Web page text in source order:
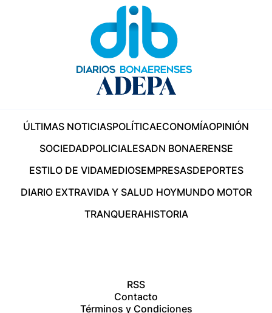
ÚLTIMAS NOTICIASPOLÍTICAECONOMÍAOPINIÓN
SOCIEDADPOLICIALESADN BONAERENSE
ESTILO DE VIDAMEDIOSEMPRESASDEPORTES
DIARIO EXTRAVIDA Y SALUD HOYMUNDO MOTOR
TRANQUERAHISTORIA
RSS
Contacto
Términos y Condiciones